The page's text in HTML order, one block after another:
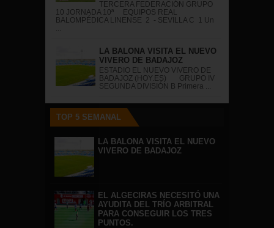
TERCERA FEDERACIÓN GRUPO
10 JORNADA 10ª EQUIPOS REAL
BALOMPÉDICA LINENSE 2 - SEVILLA C 1 Un
LA BALONA VISITA EL NUEVO
VIVERO DE BADAJOZ
ESTADIO EL NUEVO VIVERO DE
BADAJOZ (HOY.ES) GRUPO IV
SEGUNDA DIVISIÓN B Primera ...
TOP 5 SEMANAL
LA BALONA VISITA EL NUEVO
VIVERO DE BADAJOZ
EL ALGECIRAS NECESITÓ UNA
AYUDITA DEL TRÍO ARBITRAL
PARA CONSEGUIR LOS TRES
PUNTOS.